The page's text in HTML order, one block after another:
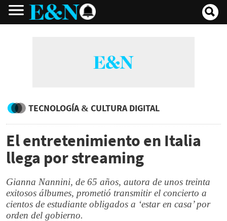
TECNOLOGÍA & CULTURA DIGITAL
El entretenimiento en Italia
llega por streaming
Gianna Nannini, de 65 años, autora de unos treinta
exitosos álbumes, prometió transmitir el concierto a
cientos de estudiante obligados a ‘estar en casa’ por
orden del gobierno.